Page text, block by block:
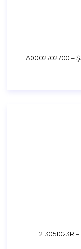
A0002702700 –
213051023R